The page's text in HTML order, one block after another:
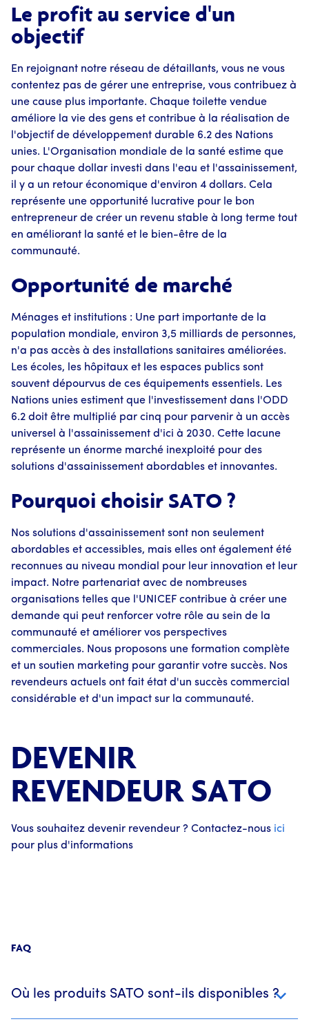
Le profit au service d'un
objectif
En rejoignant notre réseau de détaillants, vous ne vous
contentez pas de gérer une entreprise, vous contribuez à
une cause plus importante. Chaque toilette vendue
améliore la vie des gens et contribue à la réalisation de
l'objectif de développement durable 6.2 des Nations
unies. L'Organisation mondiale de la santé estime que
pour chaque dollar investi dans l'eau et l'assainissement,
il y a un retour économique d'environ 4 dollars. Cela
représente une opportunité lucrative pour le bon
entrepreneur de créer un revenu stable à long terme tout
en améliorant la santé et le bien-être de la
communauté.
Opportunité de marché
Ménages et institutions : Une part importante de la
population mondiale, environ 3,5 milliards de personnes,
n'a pas accès à des installations sanitaires améliorées.
Les écoles, les hôpitaux et les espaces publics sont
souvent dépourvus de ces équipements essentiels. Les
Nations unies estiment que l'investissement dans l'ODD
6.2 doit être multiplié par cinq pour parvenir à un accès
universel à l'assainissement d'ici à 2030. Cette lacune
représente un énorme marché inexploité pour des
solutions d'assainissement abordables et innovantes.
Pourquoi choisir SATO ?
Nos solutions d'assainissement sont non seulement
abordables et accessibles, mais elles ont également été
reconnues au niveau mondial pour leur innovation et leur
impact. Notre partenariat avec de nombreuses
organisations telles que l'UNICEF contribue à créer une
demande qui peut renforcer votre rôle au sein de la
communauté et améliorer vos perspectives
commerciales. Nous proposons une formation complète
et un soutien marketing pour garantir votre succès. Nos
revendeurs actuels ont fait état d'un succès commercial
considérable et d'un impact sur la communauté.
DEVENIR
REVENDEUR SATO
Vous souhaitez devenir revendeur ? Contactez-nous ici
pour plus d'informations
FAQ
Où les produits SATO sont-ils disponibles ?